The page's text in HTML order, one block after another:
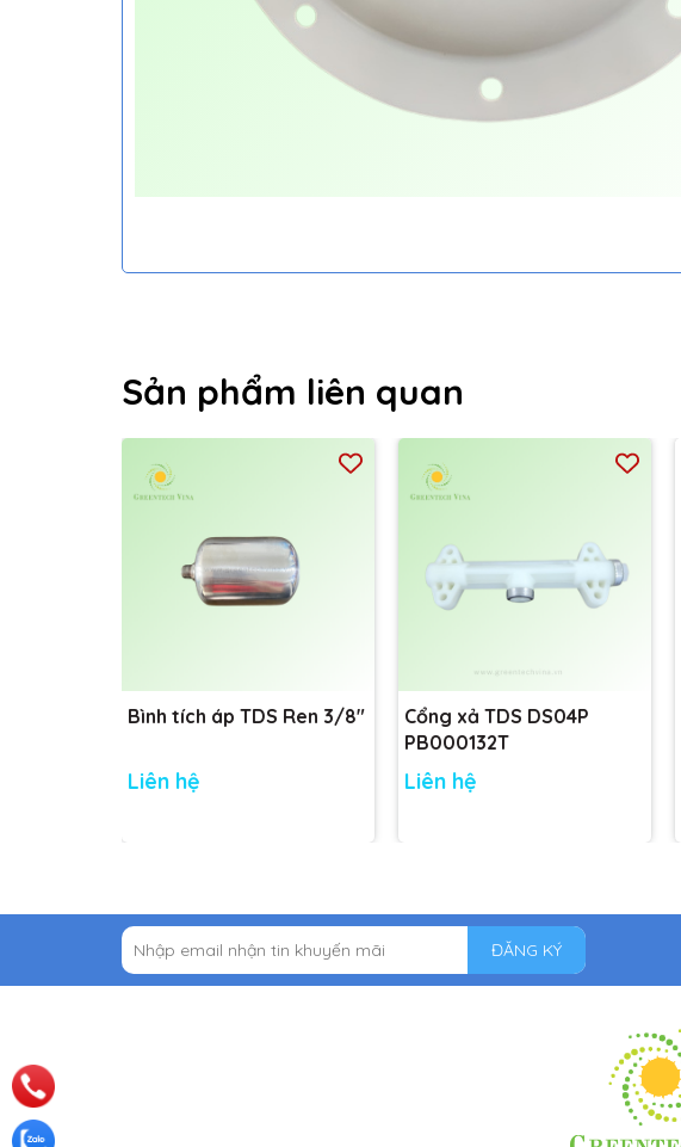
Sản phẩm liên quan
Bình tích áp TDS Ren 3/8"
Liên hệ
Cổng xả TDS DS04P
PB000132T
Liên hệ
ĐĂNG KÝ